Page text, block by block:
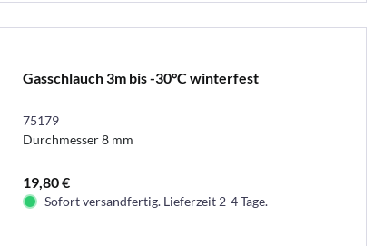
Gasschlauch 3m bis -30°C winterfest
75179
Durchmesser 8 mm
19,80 €
Sofort versandfertig. Lieferzeit 2-4 Tage.